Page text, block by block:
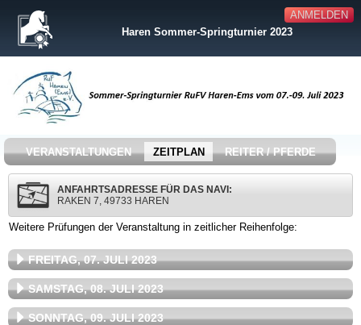
ANMELDEN
Haren Sommer-Springturnier 2023
VERANSTALTUNGEN ZEITPLAN REITER / PFERDE
ANFAHRTSADRESSE FÜR DAS NAVI:
RAKEN 7, 49733 HAREN
Weitere Prüfungen der Veranstaltung in zeitlicher Reihenfolge:
FREITAG, 07. JULI 2023
SAMSTAG, 08. JULI 2023
SONNTAG, 09. JULI 2023